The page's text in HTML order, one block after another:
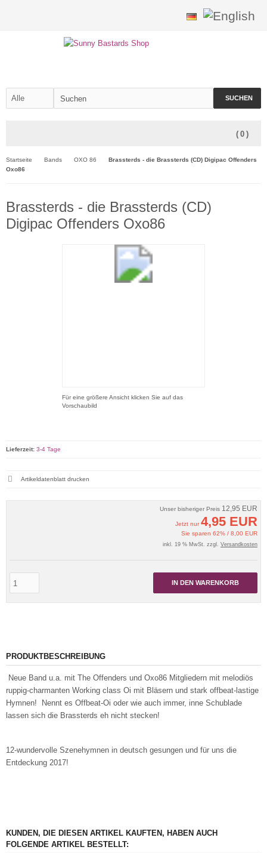
SUCHEN
( 0 )
Startseite Bands OXO 86
Brassterds - die Brassterds (CD) Digipac Offenders
Oxo86
Brassterds - die Brassterds (CD)
Digipac Offenders Oxo86
Für eine größere Ansicht klicken Sie auf das
Vorschaubild
Unser bisheriger Preis 12,95 EUR
Jetzt nur4,95 EUR
Sie sparen 62% / 8,00 EUR
inkl. 19 % MwSt. zzgl. Versandkosten
IN DEN WARENKORB
Lieferzeit: 3-4 Tage
Artikeldatenblatt drucken
PRODUKTBESCHREIBUNG
Neue Band u.a. mit The Offenders und Oxo86 Mitgliedern mit melodiös
ruppig-charmanten Working class Oi mit Bläsern und stark offbeat-lastige
Hymnen! Nennt es Offbeat-Oi oder wie auch immer, inne Schublade
lassen sich die Brassterds eh nicht stecken!
12-wundervolle Szenehymnen in deutsch gesungen und für uns die
Entdeckung 2017!
KUNDEN, DIE DIESEN ARTIKEL KAUFTEN, HABEN AUCH
FOLGENDE ARTIKEL BESTELLT: